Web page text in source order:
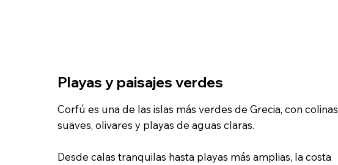
Playas y paisajes verdes
Corfú es una de las islas más verdes de Grecia, con colinas
suaves, olivares y playas de aguas claras.
Desde calas tranquilas hasta playas más amplias, la costa